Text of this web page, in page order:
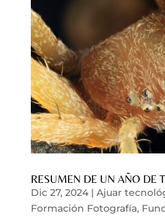
RESUMEN DE UN AÑO DE
Dic 27, 2024| Ajuar
Formación Fotografía,